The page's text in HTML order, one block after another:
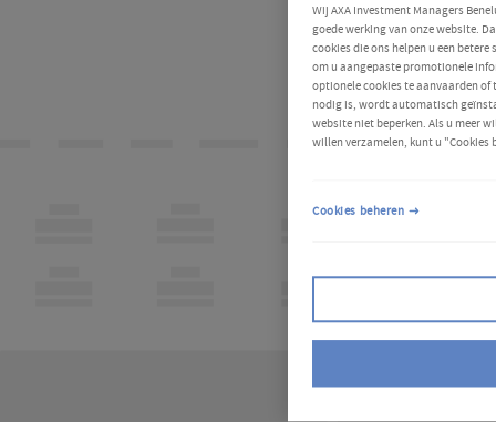
Wij AXA Investment Managers
goede werking van onze website.
cookies die ons helpen u een
om u aangepaste promotionele
optionele cookies te aanvaarden of
nodig is, wordt automatisch
website niet beperken. Als u meer
willen verzamelen, kunt u "Cookies
Cookies beheren